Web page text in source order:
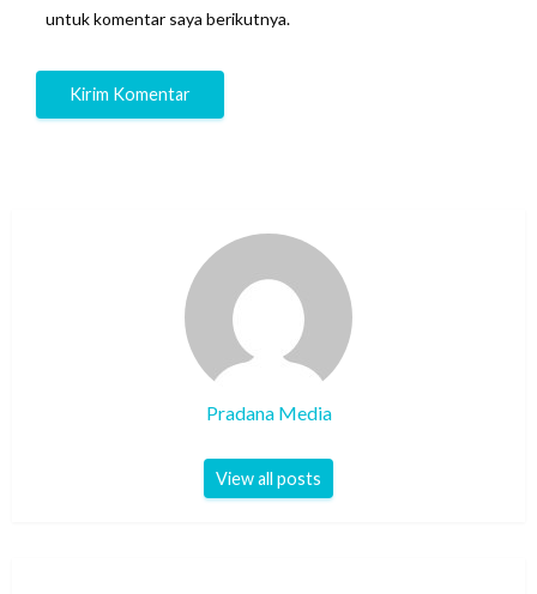
untuk komentar saya berikutnya.
Pradana Media
View all posts